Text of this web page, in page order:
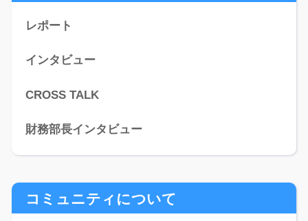
レポート
インタビュー
CROSS TALK
財務部長インタビュー
コミュニティについて